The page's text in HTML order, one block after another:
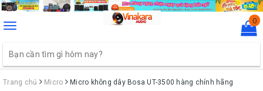
Toggle
0
Trang chủ Micro Micro không dây Bosa UT-3500 hàng chính hãng